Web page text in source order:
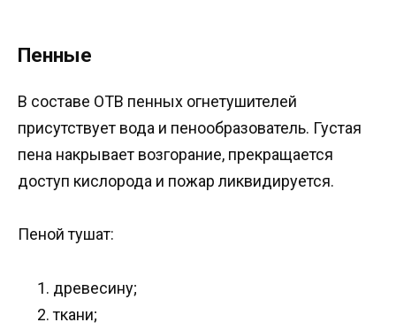
Пенные
В составе ОТВ пенных огнетушителей
присутствует вода и пенообразователь. Густая
пена накрывает возгорание, прекращается
доступ кислорода и пожар ликвидируется.
Пеной тушат:
древесину;
ткани;